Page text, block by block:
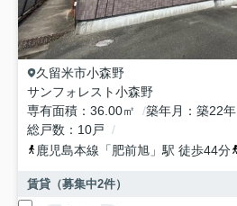
久留米市小森野
サンフォレスト小森野
専有面積
36.00㎡ 築年月 築22年
総戸数
10戸
鹿児島本線 「 肥前旭 」駅 徒歩44分
賃貸（募集中2件）